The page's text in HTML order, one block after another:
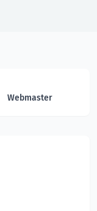
Webmaster